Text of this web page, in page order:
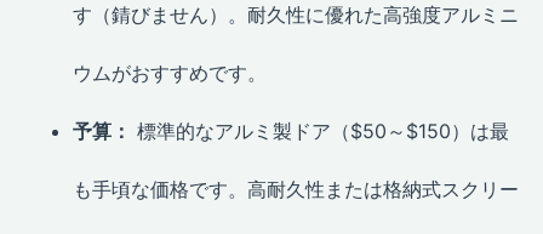
す（錆びません）。耐久性に優れた高強度アルミニ
ウムがおすすめです。
予算： 標準的なアルミ製ドア（$50～$150）は最
も手頃な価格です。高耐久性または格納式スクリー